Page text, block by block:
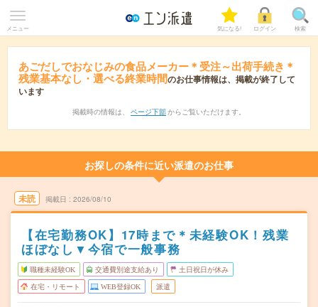
メニュー 気になる! ログイン 検索
あごだしでおなじみの食品メーカー＊受注～出荷手続き＊
残業基本なし・選べる終業時間のお仕事情報は、掲載が終了して
います
掲載時の情報は、 ページ下部 からご覧いただけます。
お探しの条件に近い派遣のお仕事
未読 掲載日 2026/08/10
【在宅勤務OK】17時まで＊未経験OK！残業
ほぼなし▼今宿で一般事務
職種未経験OK 交通費別途支給あり 土日祝日が休み
在宅・リモート WEB登録OK 派遣